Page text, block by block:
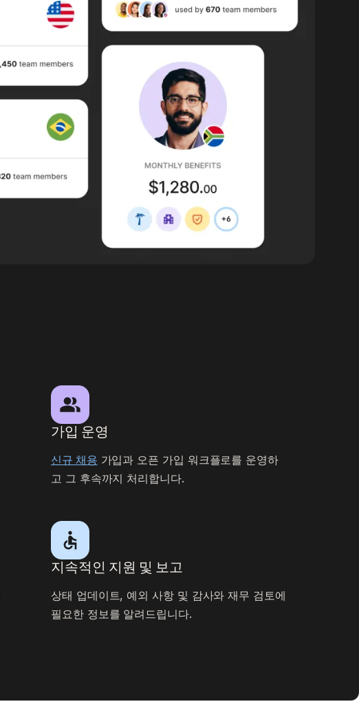
가입 운영
신규 채용 가입과 오픈 가입 워크플로를 운영하
고 그 후속까지 처리합니다.
지속적인 지원 및 보고
상태 업데이트, 예외 사항 및 감사와 재무 검토에
필요한 정보를 알려드립니다.